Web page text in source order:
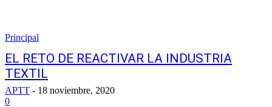
Principal
EL RETO DE REACTIVAR LA INDUSTRIA
TEXTIL
APTT - 18 noviembre, 2020
0